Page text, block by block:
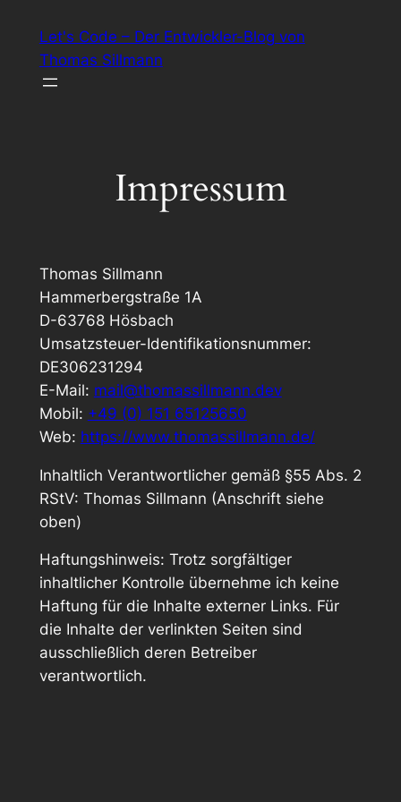
Inhalt
springen
Let's Code – Der Entwickler-Blog von
Thomas Sillmann
Impressum
Thomas Sillmann
Hammerbergstraße 1A
D-63768 Hösbach
Umsatzsteuer-Identifikationsnummer:
DE306231294
E-Mail: mail@thomassillmann.dev
Mobil: +49 (0) 151 65125650
Web: https://www.thomassillmann.de/
Inhaltlich Verantwortlicher gemäß §55 Abs. 2
RStV: Thomas Sillmann (Anschrift siehe
oben)
Haftungshinweis: Trotz sorgfältiger
inhaltlicher Kontrolle übernehme ich keine
Haftung für die Inhalte externer Links. Für
die Inhalte der verlinkten Seiten sind
ausschließlich deren Betreiber
verantwortlich.